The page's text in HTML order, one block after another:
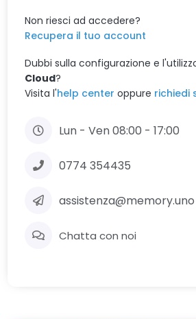
Non riesci ad accedere?
Recupera il tuo account
Dubbi sulla configurazione e
Cloud?
Visita l'help center oppure richiedi
Lun - Ven 08:00 - 17:00
0774 354435
assistenza@memory.uno
Chatta con noi